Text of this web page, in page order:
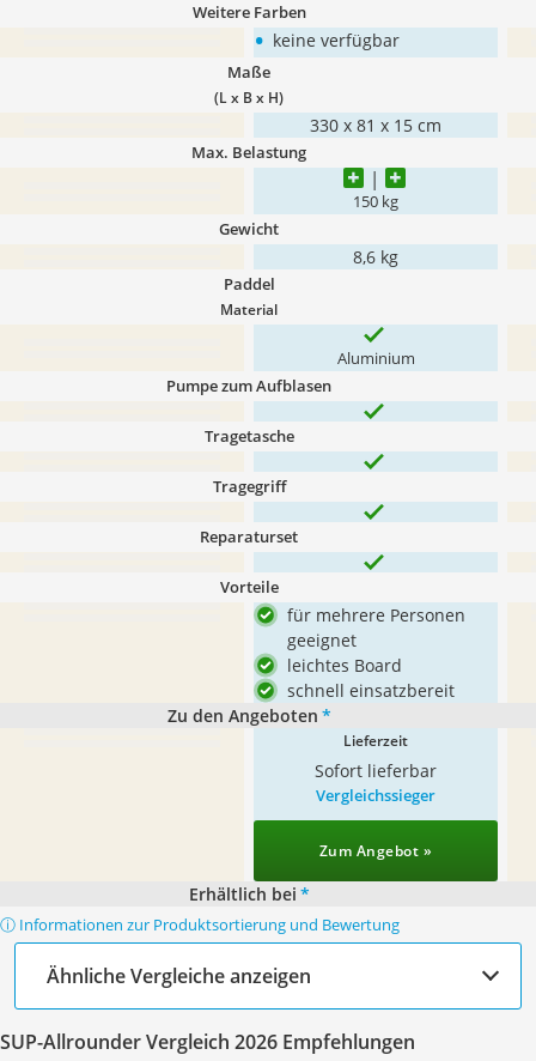
Weitere Farben
• keine verfügbar
Maße
(L x B x H)
330 x 81 x 15 cm
Max. Belastung
150 kg
Gewicht
8,6 kg
Paddel
Material
Aluminium
Pumpe zum Aufblasen
Tragetasche
Tragegriff
Reparaturset
Vorteile
für mehrere Personen
geeignet
leichtes Board
schnell einsatzbereit
Zu den Angeboten *
Lieferzeit
Sofort lieferbar
Vergleichssieger
Zum Angebot »
Erhältlich bei *
ⓘ Informationen zur Produktsortierung und Bewertung
Ähnliche Vergleiche anzeigen
SUP-Allrounder Vergleich 2026 Empfehlungen